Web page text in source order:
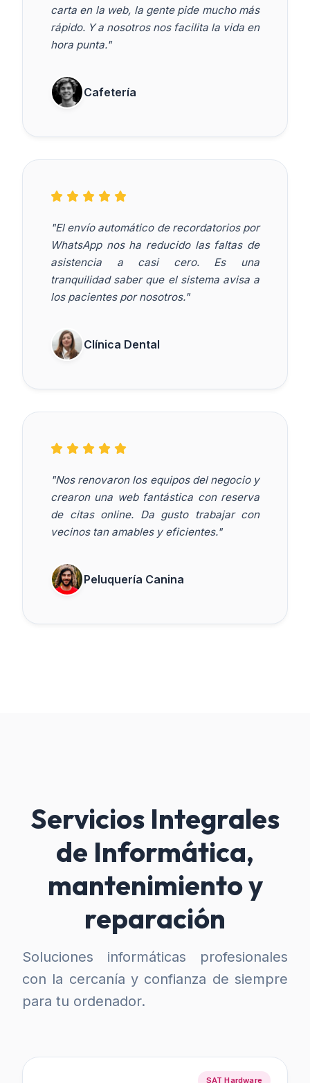
carta en la web, la gente pide mucho más
rápido. Y a nosotros nos facilita la vida en
hora punta."
Cafetería
"El envío automático de recordatorios por
WhatsApp nos ha reducido las faltas de
asistencia a casi cero. Es una
tranquilidad saber que el sistema avisa a
los pacientes por nosotros."
Clínica Dental
"Nos renovaron los equipos del negocio y
crearon una web fantástica con reserva
de citas online. Da gusto trabajar con
vecinos tan amables y eficientes."
Peluquería Canina
Servicios Integrales
de Informática,
mantenimiento y
reparación
Soluciones informáticas profesionales
con la cercanía y confianza de siempre
para tu ordenador.
SAT Hardware